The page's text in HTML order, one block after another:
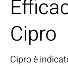
Cipro
Cipro è